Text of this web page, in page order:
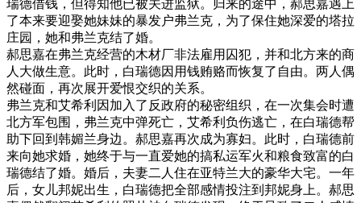
瑞德借钱，但得知他已被关进监狱。归来的途中，郝思嘉遇上
了本来要迎娶她妹妹的暴发户弗兰克，为了保住她深爱的塔拉
庄园，她和弗兰克结了婚。
郝思嘉在弗兰克经营的木材厂非法雇用囚犯，并和北方来的商
人大做生意。此时，白瑞德因用钱贿赂而恢复了自由。两人偶
然碰面，再次展开爱恨交织的关系。
弗兰克和艾希利因加入了反政府的秘密组织，在一次集会时遭
北方军包围，弗兰克中弹死亡，艾希利负伤逃亡，在白瑞德帮
助下回到韩媚兰身边。郝思嘉再次成为寡妇。此时，白瑞德前
来向她求婚，她终于与一直爱她的搞私运军火和粮食致富的白
瑞德结了婚。婚后，夫妻二人住在亚特兰大的豪华大宅。一年
后，女儿邦妮出生，白瑞德把全部感情投注到邦妮身上。郝思